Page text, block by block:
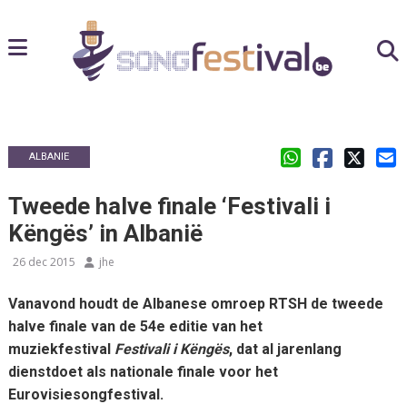
ALBANIE
Tweede halve finale ‘Festivali i
Këngës’ in Albanië
26 dec 2015 jhe
Vanavond houdt de Albanese omroep RTSH de tweede
halve finale van de 54e editie van het
muziekfestival Festivali i Këngës, dat al jarenlang
dienstdoet als nationale finale voor het
Eurovisiesongfestival.